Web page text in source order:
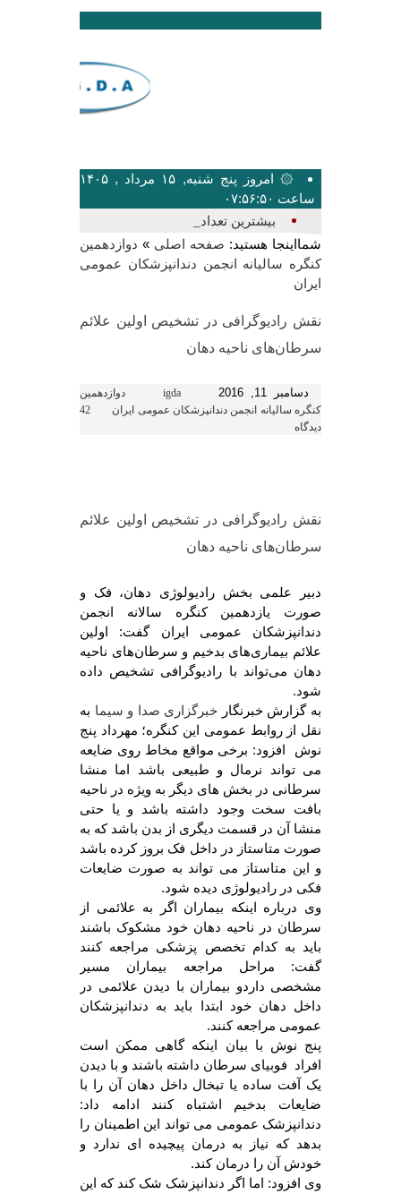
۞ امروز پنج شنبه, ۱۵ مرداد , ۱۴۰۵
ساعت ۰۷:۵۶:۵۰
بیشترین تعداد سخنرانان_
شمااینجا هستید: صفحه اصلی » دوازدهمین
کنگره سالیانه انجمن دندانپزشکان عمومی
ایران
نقش رادیوگرافی در تشخیص اولین علائم
سرطان‌های ناحیه دهان
دسامبر 11, 2016 igda
دوازدهمین
کنگره سالیانه انجمن دندانپزشکان عمومی ایران
42
دیدگاه
نقش رادیوگرافی در تشخیص اولین علائم
سرطان‌های ناحیه دهان
دبیر علمی بخش رادیولوژی دهان، فک و
صورت یازدهمین کنگره سالانه انجمن
دندانپزشکان عمومی ایران گفت: اولین
علائم بیماری‌های بدخیم و سرطان‌های ناحیه
دهان می‌تواند با رادیوگرافی تشخیص داده
شود.
به گزارش خبرنگار
خبرگزاری صدا و سیما به
نقل از روابط عمومی این کنگره؛ مهرداد پنج
نوش افزود: برخی مواقع مخاط روی ضایعه
می تواند نرمال و طبیعی باشد اما منشا
سرطانی در بخش های دیگر به ویژه در ناحیه
بافت سخت وجود داشته باشد و یا حتی
منشا آن در قسمت دیگری از بدن باشد که به
صورت متاستاز در داخل فک بروز کرده باشد
و این متاستاز می تواند به صورت ضایعات
فکی در رادیولوژی دیده شود.
وی درباره اینکه بیماران اگر به علائمی از
سرطان در ناحیه دهان خود مشکوک باشند
باید به کدام تخصص پزشکی مراجعه کنند
گفت: مراحل مراجعه بیماران مسیر
مشخصی داردو بیماران با دیدن علائمی در
داخل دهان خود ابتدا باید به دندانپزشکان
عمومی مراجعه کنند.
پنج نوش با بیان اینکه گاهی ممکن است
افراد فوبیای سرطان داشته باشند و با دیدن
یک آفت ساده یا تبخال داخل دهان آن را با
ضایعات بدخیم اشتباه کنند ادامه داد:
دندانپزشک عمومی می تواند این اطمینان را
بدهد که نیاز به درمان پیچیده ای ندارد و
خودش آن را درمان کند.
وی افزود: اما اگر دندانپزشک شک کند که این